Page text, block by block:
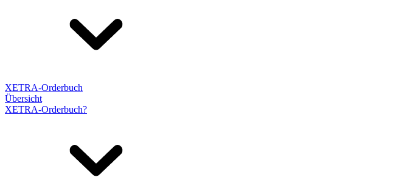
XETRA-Orderbuch
Übersicht
XETRA-Orderbuch?